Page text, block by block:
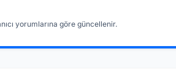
yorumlarına göre güncellenir.